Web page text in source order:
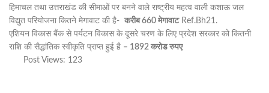
हिमाचल तथा उत्तराखंड की सीमाओं पर बनने वाले राष्ट्रीय महत्व वाली कशाऊ जल
विद्युत परियोजना कितने मेगावाट की है- करीब 660 मेगावाटRef.Bh21.
एशियन विकास बैंक से पर्यटन विकास के दूसरे चरण के लिए प्रदेश सरकार को कितनी
राशि की सैद्धांतिक स्वीकृति प्राप्त हुई है – 1892 करोड रुपए
Post Views: 123